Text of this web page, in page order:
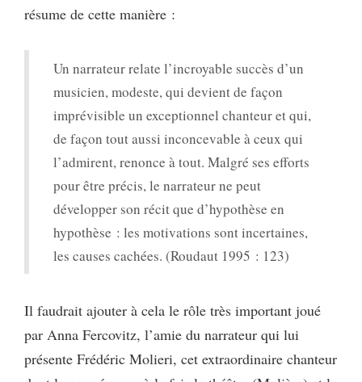
résume de cette manière :
Un narrateur relate l’incroyable succès d’un
musicien, modeste, qui devient de façon
imprévisible un exceptionnel chanteur et qui,
de façon tout aussi inconcevable à ceux qui
l’admirent, renonce à tout. Malgré ses efforts
pour être précis, le narrateur ne peut
développer son récit que d’hypothèse en
hypothèse : les motivations sont incertaines,
les causes cachées. (Roudaut 1995 : 123)
Il faudrait ajouter à cela le rôle très important joué
par Anna Fercovitz, l’amie du narrateur qui lui
présente Frédéric Molieri, cet extraordinaire chanteur